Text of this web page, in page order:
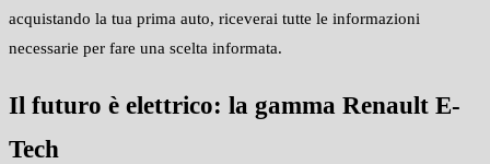
acquistando la tua prima auto, riceverai tutte le informazioni
necessarie per fare una scelta informata.
Il futuro è elettrico: la gamma Renault E-
Tech